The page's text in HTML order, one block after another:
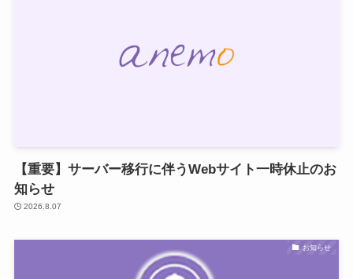
【重要】サーバー移行に伴うWebサイト一時休止のお
知らせ
2026.8.07
お知らせ